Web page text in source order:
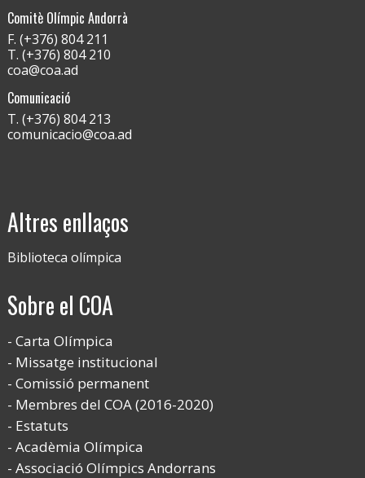
Comitè Olímpic Andorrà
F. (+376) 804 211
T. (+376) 804 210
coa@coa.ad
Comunicació
T. (+376) 804 213
comunicacio@coa.ad
Altres enllaços
Biblioteca olímpica
Sobre el COA
Carta Olímpica
Missatge institucional
Comissió permanent
Membres del COA (2016-2020)
Estatuts
Acadèmia Olímpica
Associació Olímpics Andorrans